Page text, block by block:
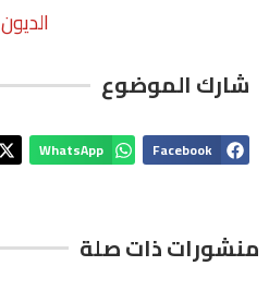
الديون
شارك الموضوع
Facebook
WhatsApp
منشورات ذات صلة